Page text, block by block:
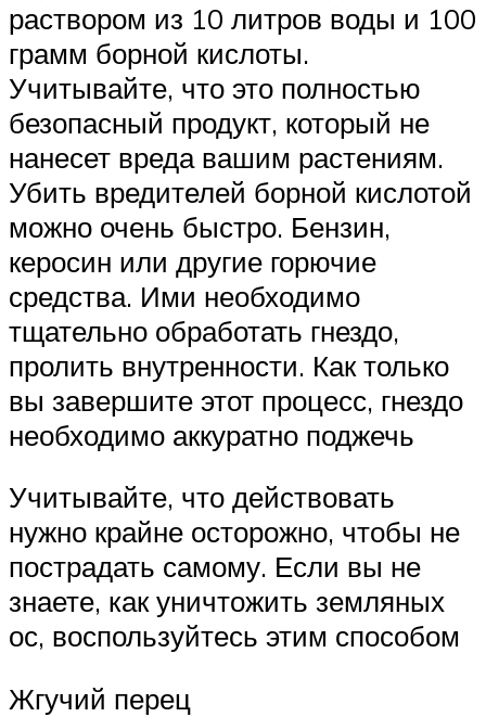
раствором из 10 литров воды и 100
грамм борной кислоты.
Учитывайте, что это полностью
безопасный продукт, который не
нанесет вреда вашим растениям.
Убить вредителей борной кислотой
можно очень быстро. Бензин,
керосин или другие горючие
средства. Ими необходимо
тщательно обработать гнездо,
пролить внутренности. Как только
вы завершите этот процесс, гнездо
необходимо аккуратно поджечь
Учитывайте, что действовать
нужно крайне осторожно, чтобы не
пострадать самому. Если вы не
знаете, как уничтожить земляных
ос, воспользуйтесь этим способом
Жгучий перец